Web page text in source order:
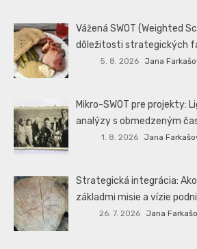
Vážená SWOT (Weighted
dôležitosti strategických
5. 8. 2026 Jana
Mikro-SWOT pre projekty:
analýzy s obmedzeným
1. 8. 2026 Jana
Strategická integrácia: Ako
základmi misie a vízie
26. 7. 2026 Jana